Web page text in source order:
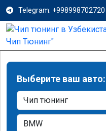
Telegram: +998998702720
Выберите ваш авто: